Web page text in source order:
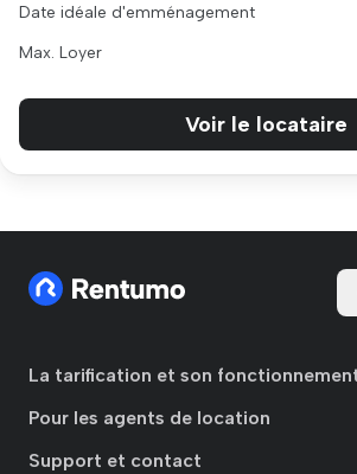
Date idéale d'emménagement
Max. Loyer
Voir le locataire
La tarification et son
Pour les agents de location
Support et contact